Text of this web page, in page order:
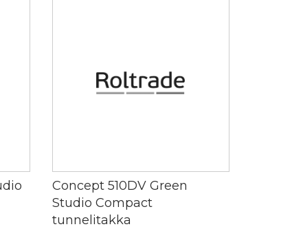
Concept 510DV Green
Studio Compact
tunnelitakka